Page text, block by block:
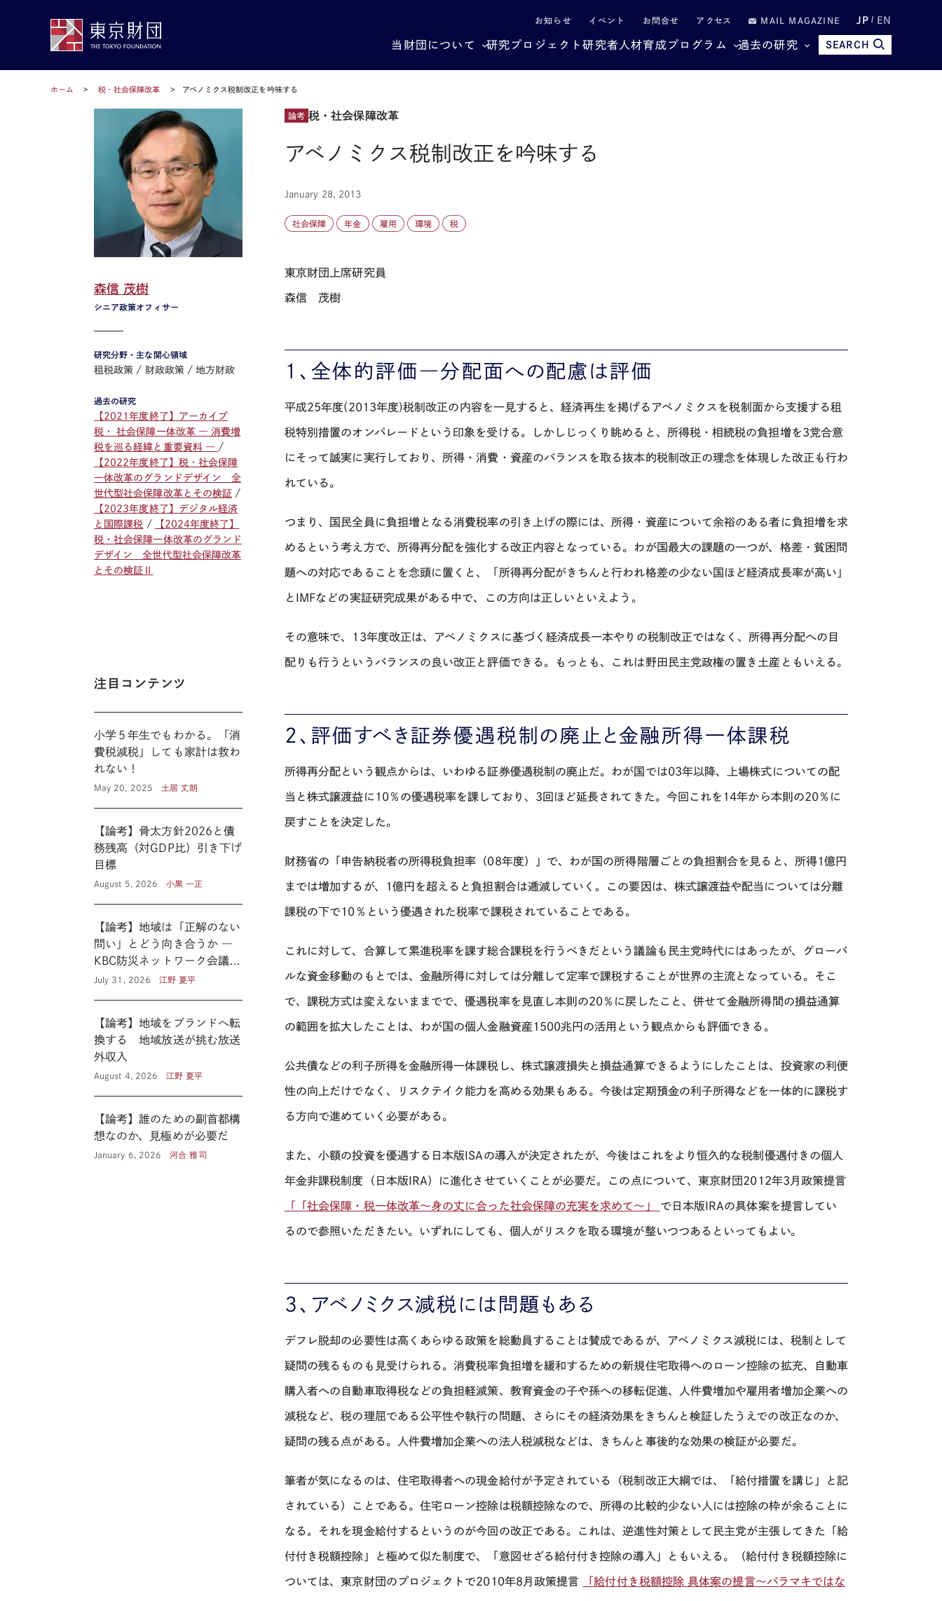
お知らせ イベント お問合せ アクセス MAIL MAGAZINE JP EN
当財団について 研究プロジェクト研究者 人材育成プログラム 過去の研究 SEARCH
ホーム 税・社会保障改革 アベノミクス税制改正を吟味する
論考 税・社会保障改革
アベノミクス税制改正を吟味する
January 28, 2013
社会保障 年金 雇用 環境 税
東京財団上席研究員
森信 茂樹
１、全体的評価―分配面への配慮は評価
平成25年度(2013年度)税制改正の内容を一見すると、経済再生を掲げるアベノミクスを税制面から支援する租
税特別措置のオンパレードという印象を受ける。しかしじっくり眺めると、所得税・相続税の負担増を3党合意
にそって誠実に実行しており、所得・消費・資産のバランスを取る抜本的税制改正の理念を体現した改正も行わ
れている。
つまり、国民全員に負担増となる消費税率の引き上げの際には、所得・資産について余裕のある者に負担増を求
めるという考え方で、所得再分配を強化する改正内容となっている。わが国最大の課題の一つが、格差・貧困問
題への対応であることを念頭に置くと、「所得再分配がきちんと行われ格差の少ない国ほど経済成長率が高い」
とIMFなどの実証研究成果がある中で、この方向は正しいといえよう。
その意味で、13年度改正は、アベノミクスに基づく経済成長一本やりの税制改正ではなく、所得再分配への目
配りも行うというバランスの良い改正と評価できる。もっとも、これは野田民主党政権の置き土産ともいえる。
２、評価すべき証券優遇税制の廃止と金融所得一体課税
所得再分配という観点からは、いわゆる証券優遇税制の廃止だ。わが国では03年以降、上場株式についての配
当と株式譲渡益に10％の優遇税率を課しており、3回ほど延長されてきた。今回これを14年から本則の20％に
戻すことを決定した。
財務省の「申告納税者の所得税負担率（08年度）」で、わが国の所得階層ごとの負担割合を見ると、所得1億円
までは増加するが、1億円を超えると負担割合は逓減していく。この要因は、株式譲渡益や配当については分離
課税の下で10％という優遇された税率で課税されていることである。
これに対して、合算して累進税率を課す総合課税を行うべきだという議論も民主党時代にはあったが、グローバ
ルな資金移動のもとでは、金融所得に対しては分離して定率で課税することが世界の主流となっている。そこ
で、課税方式は変えないままでで、優遇税率を見直し本則の20％に戻したこと、併せて金融所得間の損益通算
の範囲を拡大したことは、わが国の個人金融資産1500兆円の活用という観点からも評価できる。
公共債などの利子所得を金融所得一体課税し、株式譲渡損失と損益通算できるようにしたことは、投資家の利便
性の向上だけでなく、リスクテイク能力を高める効果もある。今後は定期預金の利子所得などを一体的に課税す
る方向で進めていく必要がある。
また、小額の投資を優遇する日本版ISAの導入が決定されたが、今後はこれをより恒久的な税制優遇付きの個人
年金非課税制度（日本版IRA）に進化させていくことが必要だ。この点について、東京財団2012年3月政策提言
「「社会保障・税一体改革～身の丈に合った社会保障の充実を求めて～」 で日本版IRAの具体案を提言してい
るので参照いただきたい。いずれにしても、個人がリスクを取る環境が整いつつあるといってもよい。
３、アベノミクス減税には問題もある
デフレ脱却の必要性は高くあらゆる政策を総動員することは賛成であるが、アベノミクス減税には、税制として
疑問の残るものも見受けられる。消費税率負担増を緩和するための新規住宅取得へのローン控除の拡充、自動車
購入者への自動車取得税などの負担軽減策、教育資金の子や孫への移転促進、人件費増加や雇用者増加企業への
減税など、税の理屈である公平性や執行の問題、さらにその経済効果をきちんと検証したうえでの改正なのか、
疑問の残る点がある。人件費増加企業への法人税減税などは、きちんと事後的な効果の検証が必要だ。
筆者が気になるのは、住宅取得者への現金給付が予定されている（税制改正大綱では、「給付措置を講じ」と記
されている）ことである。住宅ローン控除は税額控除なので、所得の比較的少ない人には控除の枠が余ることに
なる。それを現金給付するというのが今回の改正である。これは、逆進性対策として民主党が主張してきた「給
付付き税額控除」と極めて似た制度で、「意図せざる給付付き控除の導入」ともいえる。（給付付き税額控除に
ついては、東京財団のプロジェクトで2010年8月政策提言 「給付付き税額控除 具体案の提言～バラマキではな
シニア政策オフィサー
森信 茂樹
研究分野・主な関心領域
租税政策 財政政策 地方財政
過去の研究
【2021年度終了】アーカイブ
税・ 社会保障一体改革 ― 消費増
税を巡る経緯と重要資料 ―
【2022年度終了】税・社会保障
一体改革のグランドデザイン 全
世代型社会保障改革とその検証
【2023年度終了】デジタル経済
と国際課税
【2024年度終了】
税・社会保障一体改革のグランド
デザイン 全世代型社会保障改革
とその検証Ⅱ
注目コンテンツ
小学５年生でもわかる。「消
費税減税」しても家計は救わ
れない！
May 20, 2025 土居 丈朗
【論考】骨太方針2026と債
務残高（対GDP比）引き下げ
目標
August 5, 2026 小黒 一正
【論考】地域は「正解のない
問い」とどう向き合うか ―
KBC防災ネットワーク会議に
見る新たな公共性 ―
July 31, 2026 江野 夏平
【論考】地域をブランドへ転
換する 地域放送が挑む放送
外収入
August 4, 2026 江野 夏平
【論考】誰のための副首都構
想なのか、見極めが必要だ
January 6, 2026 河合 雅司